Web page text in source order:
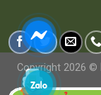
Copyright 2026 ©